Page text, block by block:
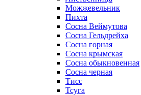
Можжевельник
Пихта
Сосна Веймутова
Сосна Гельдрейха
Сосна горная
Сосна крымская
Сосна обыкновенная
Сосна черная
Тисс
Тсуга